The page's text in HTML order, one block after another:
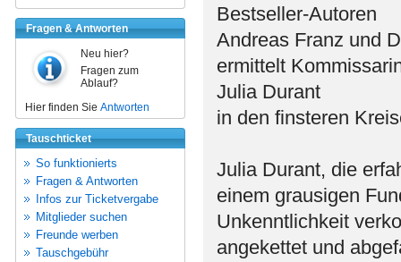
Fragen & Antworten
Neu hier?
Fragen zum
Ablauf?
Hier finden Sie Antworten
Tauschticket
So funktionierts
Fragen & Antworten
Infos zur Ticketvergabe
Mitglieder suchen
Freunde werben
Tauschgebühr
Bestseller-Autoren
Andreas Franz und
ermittelt
Julia Durant
in den finsteren
Julia Durant, die
einem grausigen
Unkenntlichkeit
angekettet und